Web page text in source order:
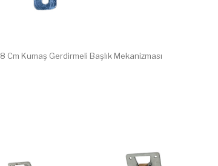
8 Cm Kumaş Gerdirmeli Başlık Mekanizması